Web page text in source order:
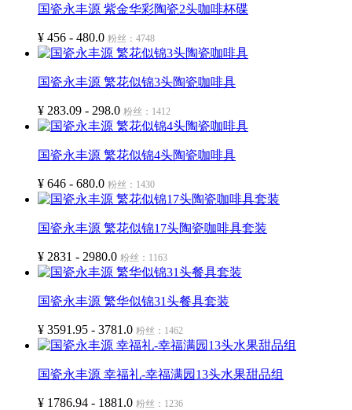
国瓷永丰源 紫金华彩陶瓷2头咖啡杯碟
¥ 456 - 480.0 粉丝：4748
国瓷永丰源 繁花似锦3头陶瓷咖啡具
¥ 283.09 - 298.0 粉丝：1412
国瓷永丰源 繁花似锦4头陶瓷咖啡具
¥ 646 - 680.0 粉丝：1430
国瓷永丰源 繁花似锦17头陶瓷咖啡具套装
¥ 2831 - 2980.0 粉丝：1163
国瓷永丰源 繁华似锦31头餐具套装
¥ 3591.95 - 3781.0 粉丝：1462
国瓷永丰源 幸福礼-幸福满园13头水果甜品组
¥ 1786.94 - 1881.0 粉丝：1236